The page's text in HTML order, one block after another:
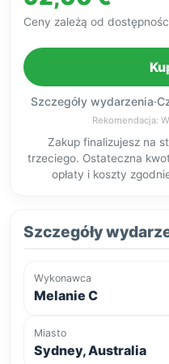
Ceny zależą od
Szczegóły wydarzenia·
Rekomendacja:
Zakup finalizujesz na
trzeciego. Ostateczna
opłaty i koszty
Szczegóły
Wykonawca
Melanie C
Miasto
Sydney, Australia